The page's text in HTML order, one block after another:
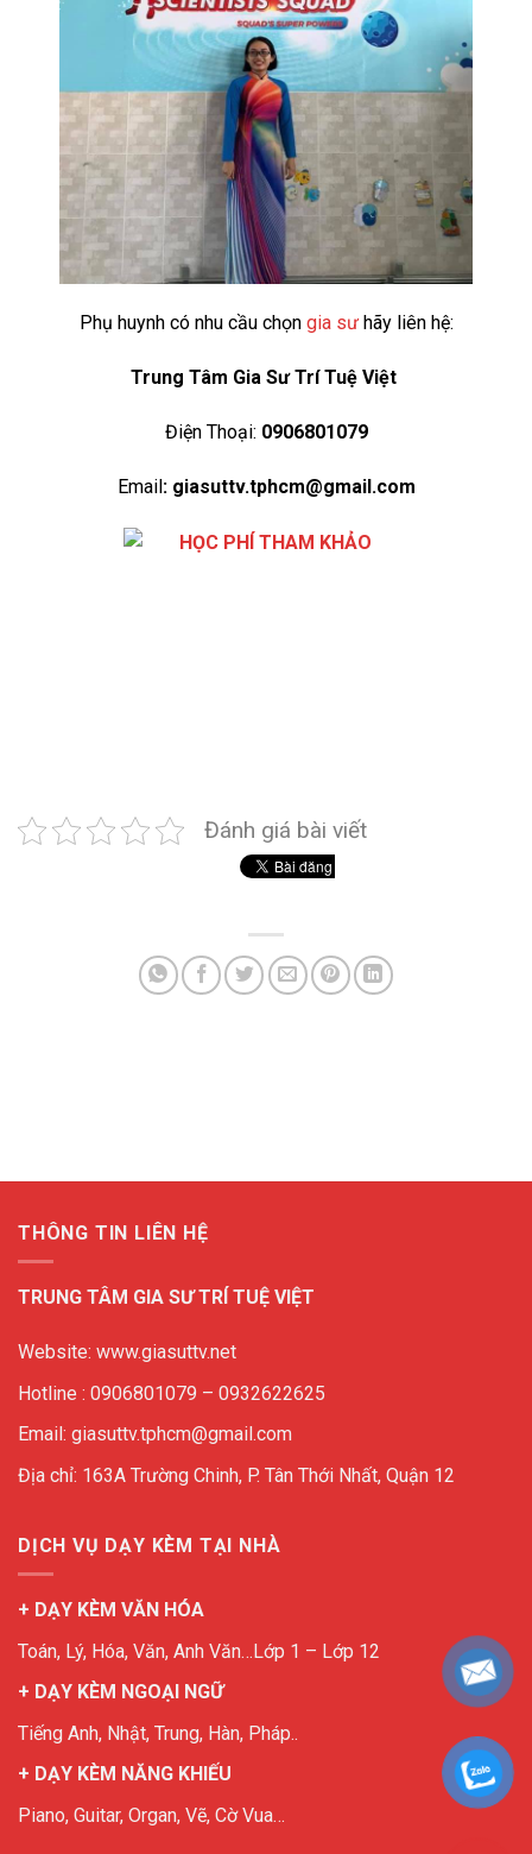
Phụ huynh có nhu cầu chọn gia sưhãy liên hệ:
Trung Tâm Gia Sư Trí Tuệ Việt
Điện Thoại: 0906801079
Email: giasuttv.tphcm@gmail.com
Đánh giá bài viết
THÔNG TIN LIÊN HỆ
TRUNG TÂM GIA SƯ TRÍ TUỆ VIỆT
Website: www.giasuttv.net
Hotline : 0906801079 – 0932622625
Email: giasuttv.tphcm@gmail.com
Địa chỉ: 163A Trường Chinh, P. Tân Thới Nhất, Quận 12
DỊCH VỤ DẠY KÈM TẠI NHÀ
+ DẠY KÈM VĂN HÓA
Toán, Lý, Hóa, Văn, Anh Văn…Lớp 1 – Lớp 12
+ DẠY KÈM NGOẠI NGỮ
Tiếng Anh, Nhật, Trung, Hàn, Pháp..
+ DẠY KÈM NĂNG KHIẾU
Piano, Guitar, Organ, Vẽ, Cờ Vua…